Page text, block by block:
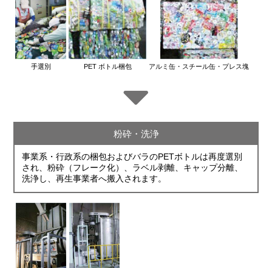
手選別 PET ボトル梱包 アルミ缶・スチール缶・プレス塊
粉砕・洗浄
事業系・行政系の梱包およびバラのPETボトルは再度選別
され、粉砕（フレーク化）、ラベル剥離、キャップ分離、
洗浄し、再生事業者へ搬入されます。